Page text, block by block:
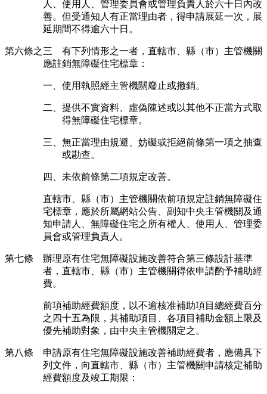
人、使用人、管理委員會或管理負責人於六十日內改
善。但受通知人有正當理由者，得申請展延一次，展
延期間不得逾六十日。
第六條之三 有下列情形之一者，直轄市、縣（市）主管機關
應註銷無障礙住宅標章：
一、使用執照經主管機關廢止或撤銷。
二、提供不實資料、虛偽陳述或以其他不正當方式取
得無障礙住宅標章。
三、無正當理由規避、妨礙或拒絕前條第一項之抽查
或勘查。
四、未依前條第二項規定改善。
直轄市、縣（市）主管機關依前項規定註銷無障礙住
宅標章，應於所屬網站公告、副知中央主管機關及通
知申請人、無障礙住宅之所有權人、使用人、管理委
員會或管理負責人。
第七條 辦理原有住宅無障礙設施改善符合第三條設計基準
者，直轄市、縣（市）主管機關得依申請酌予補助經
費。
前項補助經費額度，以不逾核准補助項目總經費百分
之四十五為限，其補助項目、各項目補助金額上限及
優先補助對象，由中央主管機關定之。
第八條 申請原有住宅無障礙設施改善補助經費者，應備具下
列文件，向直轄市、縣（市）主管機關申請核定補助
經費額度及竣工期限：